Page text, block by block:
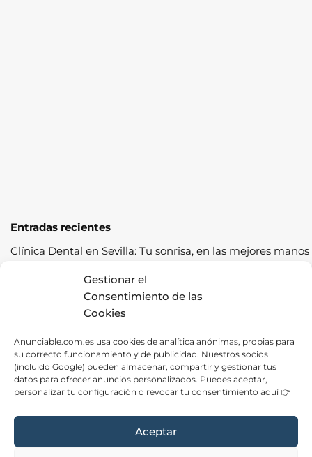
Gestionar el
Consentimiento de las
Cookies
Anunciable.com.es usa cookies de analítica anónimas, propias para
su correcto funcionamiento y de publicidad. Nuestros socios
(incluido Google) pueden almacenar, compartir y gestionar tus
datos para ofrecer anuncios personalizados. Puedes aceptar,
personalizar tu configuración o revocar tu consentimiento aquí 👉
Aceptar
Entradas recientes
Clínica Dental en Sevilla: Tu sonrisa, en las mejores manos
Cómo pasar la ITV a la primera: guía completa con
consejos prácticos
Los cereales sostenibles representan una oportunidad de
Fábrica de Canapés en Barcelona: La Mejor Opción para
tu Descanso
Las ventajas de contratar una empresa de alquiler de
carpas para tus eventos